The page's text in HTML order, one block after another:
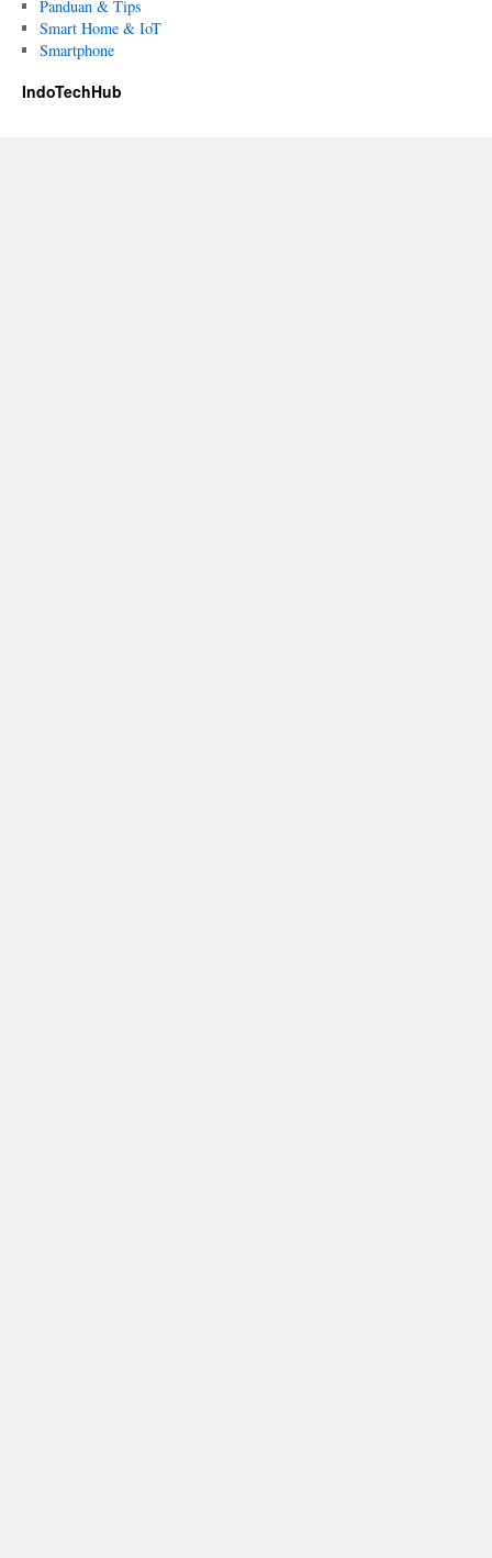
Panduan & Tips
Smart Home & IoT
Smartphone
IndoTechHub